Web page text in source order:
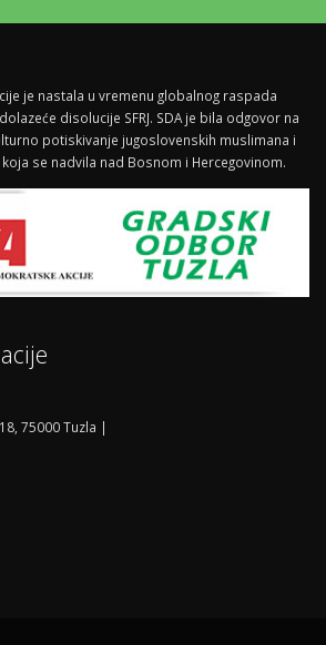
je nastala u vremenu globalnog raspada
disolucije SFRJ. SDA je bila odgovor na
potiskivanje jugoslovenskih muslimana i
se nadvila nad Bosnom i Hercegovinom.
75000 Tuzla |